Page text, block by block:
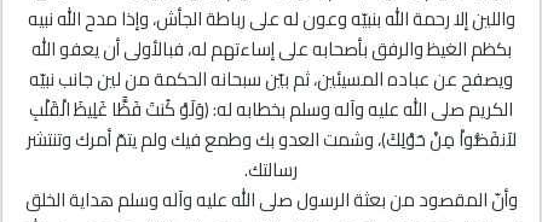
واللين إلا رحمة الله بنبيّه وعون له على رباطة الجأش، وإذا مدح الله نبيه
بكظم الغيظ والرفق بأصحابه على إساءتهم له، فبالأولى أن يعفو الله
ويصفح عن عباده المسيئين، ثم بيّن سبحانه الحكمة من لين جانب نبيّه
الكريم صلى الله عليه وآله وسلم بخطابه له: ﴿وَلَوْ كُنتَ فَظًّا غَلِيظَ الْقَلْبِ
لاَنفَضُّواْ مِنْ حَوْلِكَ﴾، وشمت العدو بك وطمع فيك ولم يتمّ أمرك وتنتشر
رسالتك.
وأنّ المقصود من بعثة الرسول صلى الله عليه وآله وسلم هداية الخلق